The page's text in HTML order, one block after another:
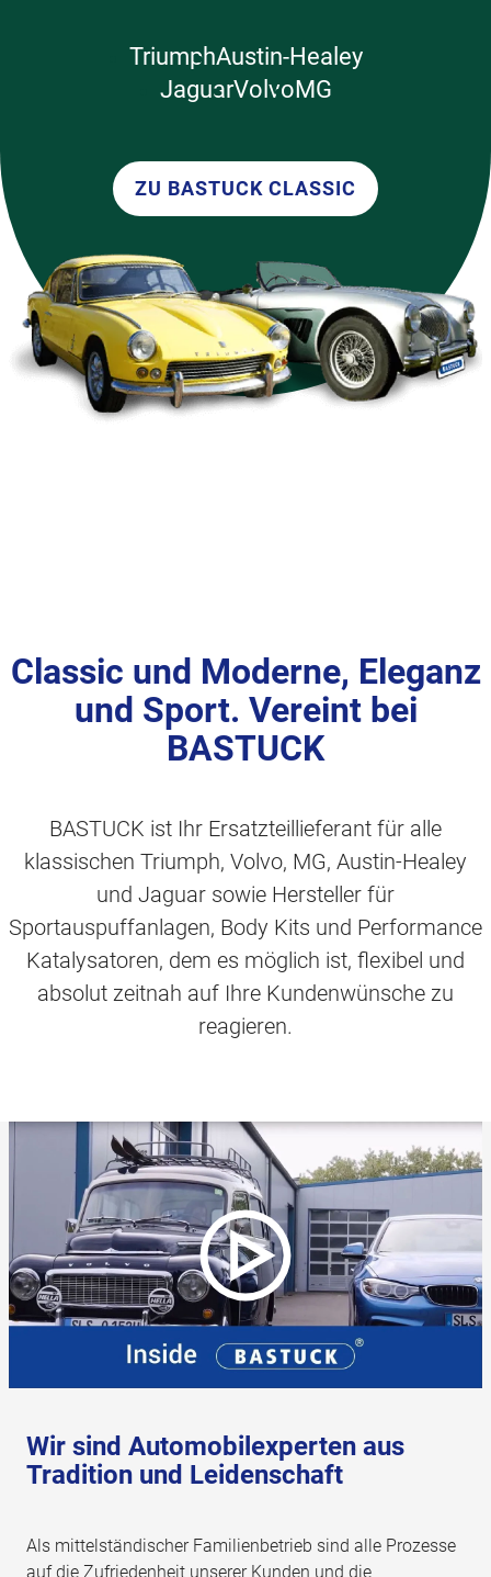
TriumphAustin-Healey
JaguarVolvoMG
ZU BASTUCK CLASSIC
Classic und Moderne, Eleganz
und Sport. Vereint bei
BASTUCK
BASTUCK ist Ihr Ersatzteillieferant für alle
klassischen Triumph, Volvo, MG, Austin-Healey
und Jaguar sowie Hersteller für
Sportauspuffanlagen, Body Kits und Performance
Katalysatoren, dem es möglich ist, flexibel und
absolut zeitnah auf Ihre Kundenwünsche zu
reagieren.
Wir sind Automobilexperten aus
Tradition und Leidenschaft
Als mittelständischer Familienbetrieb sind alle Prozesse
auf die Zufriedenheit unserer Kunden und die